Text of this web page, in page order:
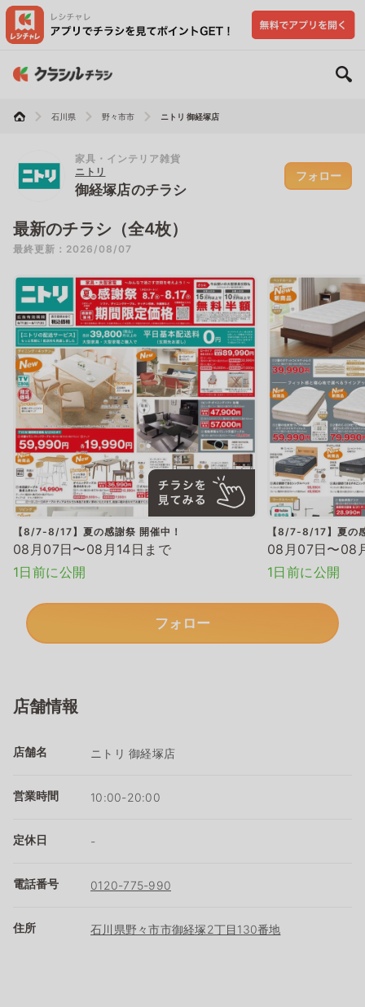
石川県 野々市市 ニトリ 御経塚店
家具・インテリア雑貨
ニトリ
御経塚店のチラシ
フォロー
最新のチラシ（全4枚）
最終更新：2026/08/07
【8/7-8/17】夏の感謝祭 開催中！
08月07日〜08月14日まで
1日前に公開
【8/7-8/17】夏の
08月07日〜08
1日前に公開
フォロー
店舗情報
店舗名 ニトリ 御経塚店
営業時間 10:00-20:00
定休日 -
電話番号 0120-775-990
住所 石川県野々市市御経塚2丁目130番地